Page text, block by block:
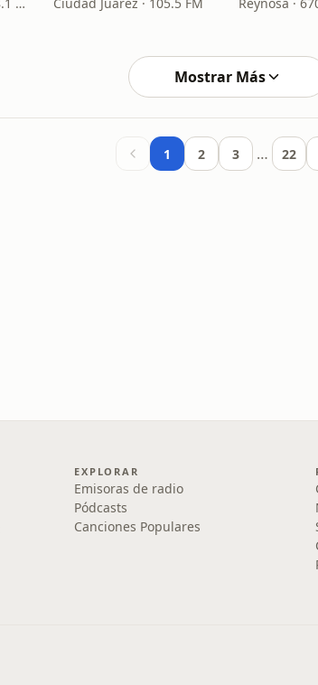
Mostrar Más
1 2 3 … 22
EXPLORAR
Emisoras de radio
Pódcasts
Canciones Populares